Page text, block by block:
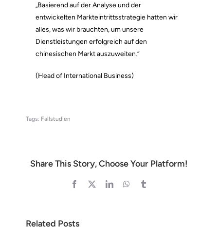
„Basierend auf der Analyse und der
entwickelten Markteintrittsstrategie hatten wir
alles, was wir brauchten, um unsere
Dienstleistungen erfolgreich auf den
chinesischen Markt auszuweiten.“
(Head of International Business)
Tags: Fallstudien
Share This Story, Choose Your Platform!
Facebook LinkedInWhatsApp
Related Posts